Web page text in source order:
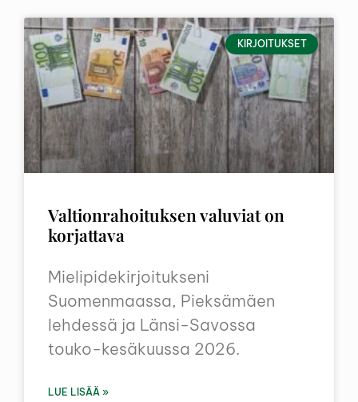
KIRJOITUKSET
Valtionrahoituksen valuviat on
korjattava
Mielipidekirjoitukseni
Suomenmaassa, Pieksämäen
lehdessä ja Länsi-Savossa
touko-kesäkuussa 2026.
LUE LISÄÄ »